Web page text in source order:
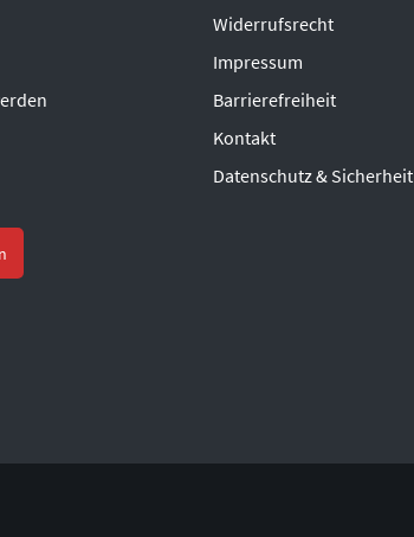
Widerrufsrecht
Impressum
Barrierefreiheit
Kontakt
Datenschutz & Sicherheit